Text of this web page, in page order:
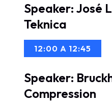
Speaker: José
Teknica
12:00 A 12:45
Speaker:
Compression